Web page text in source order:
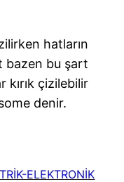
hatların
bazen bu şart
kırık çizilebilir
denir.
ELEKTRONİK